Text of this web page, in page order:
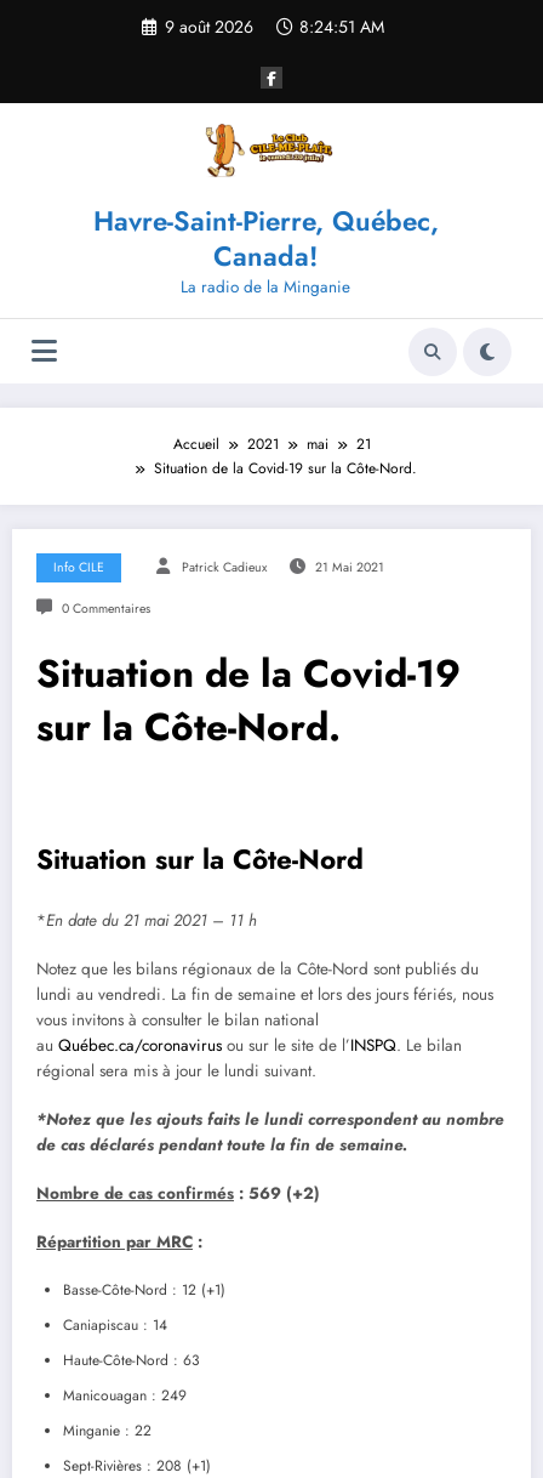
9 août 2026 8:24:51 AM
Havre-Saint-Pierre, Québec,
Canada!
La radio de la Minganie
Accueil 2021 mai
21
Situation de la Covid-19 sur la Côte-Nord.
Info CILE Patrick Cadieux 21 Mai 2021
0 Commentaires
Situation de la Covid-19
sur la Côte-Nord.
Situation sur la Côte-Nord
*En date du 21 mai 2021 – 11 h
Notez que les bilans régionaux de la Côte-Nord sont publiés du
lundi au vendredi. La fin de semaine et lors des jours fériés, nous
vous invitons à consulter le bilan national
au Québec.ca/coronavirus ou sur le site de l’INSPQ. Le bilan
régional sera mis à jour le lundi suivant.
*Notez que les ajouts faits le lundi correspondent au nombre
de cas déclarés pendant toute la fin de semaine.
Nombre de cas confirmés : 569 (+2)
Répartition par MRC :
Basse-Côte-Nord : 12 (+1)
Caniapiscau : 14
Haute-Côte-Nord : 63
Manicouagan : 249
Minganie : 22
Sept-Rivières : 208 (+1)